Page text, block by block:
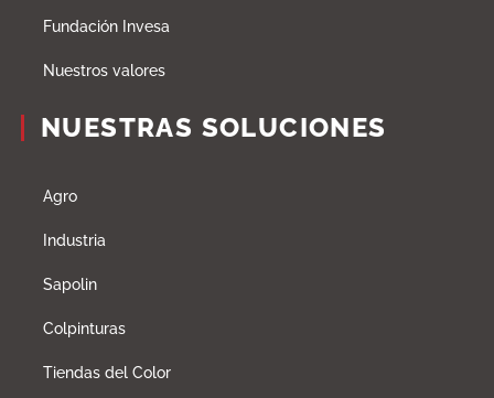
Fundación Invesa
Nuestros valores
NUESTRAS SOLUCIONES
Agro
Industria
Sapolin
Colpinturas
Tiendas del Color